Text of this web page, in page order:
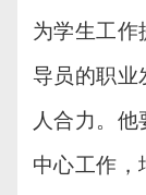
为学生工作
导员的职业
人合力。
中心工作，